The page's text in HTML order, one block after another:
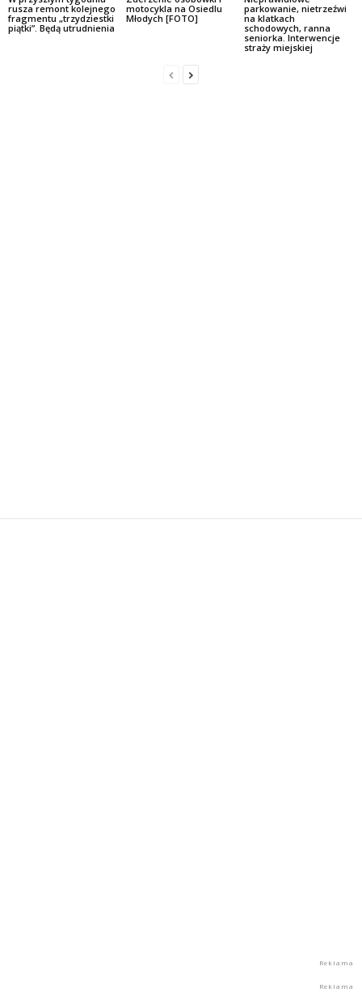
rusza remont kolejnego
fragmentu „trzydziestki
piątki”. Będą utrudnienia
motocykla na Osiedlu
Młodych [FOTO]
parkowanie, nietrzeźwi
na klatkach
schodowych, ranna
seniorka. Interwencje
straży miejskiej